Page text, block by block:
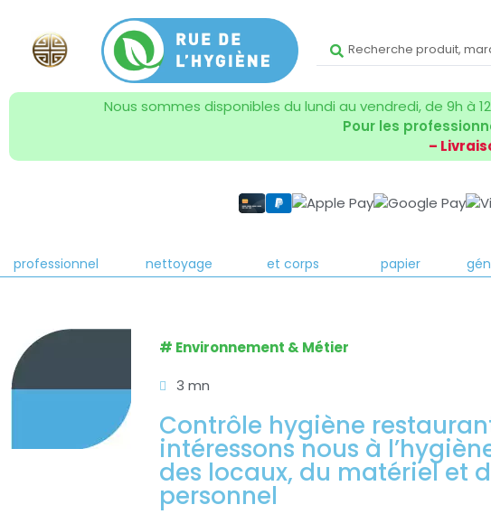
Nous sommes disponibles du lundi au vendredi, de 9h à
Pour les
–
professionnel
nettoyage
et corps
papier
# Environnement & Métier
3 mn
Contrôle hygiène
intéressons nous à
des locaux, du matériel et
personnel